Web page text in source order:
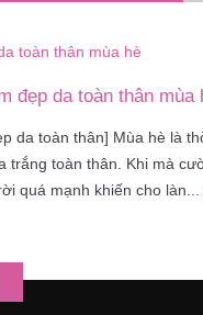
đẹp da toàn thân mùa
da toàn thân] Mùa hè là
trắng toàn thân. Khi mà
quá mạnh khiến cho làn...